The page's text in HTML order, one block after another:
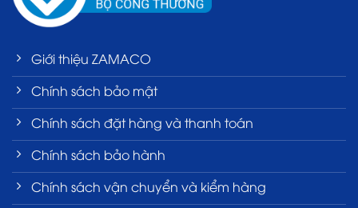
Giới thiệu ZAMACO
Chính sách bảo mật
Chính sách đặt hàng và thanh toán
Chính sách bảo hành
Chính sách vận chuyển và kiểm hàng